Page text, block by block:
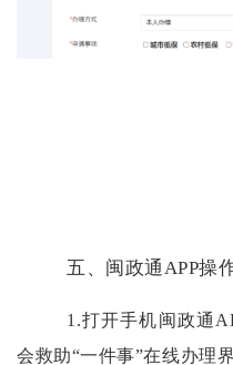
五、闽政通APP操
1.打开手机闽政通
会救助“一件事”在线办理界